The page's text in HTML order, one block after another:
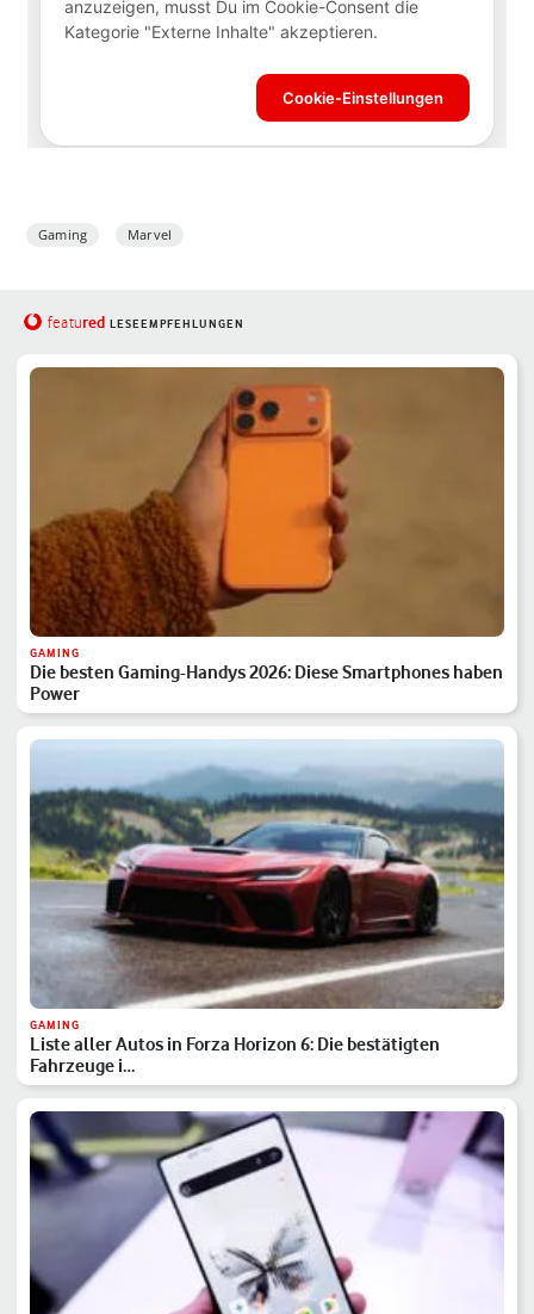
Gaming Marvel
featured LESEEMPFEHLUNGEN
GAMING
Die besten Gaming-Handys 2026: Diese Smartphones haben
Power
GAMING
Liste aller Autos in Forza Horizon 6: Die bestätigten
Fahrzeuge i…